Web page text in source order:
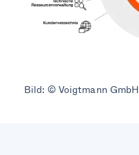
Bild: © Voigtmann GmbH